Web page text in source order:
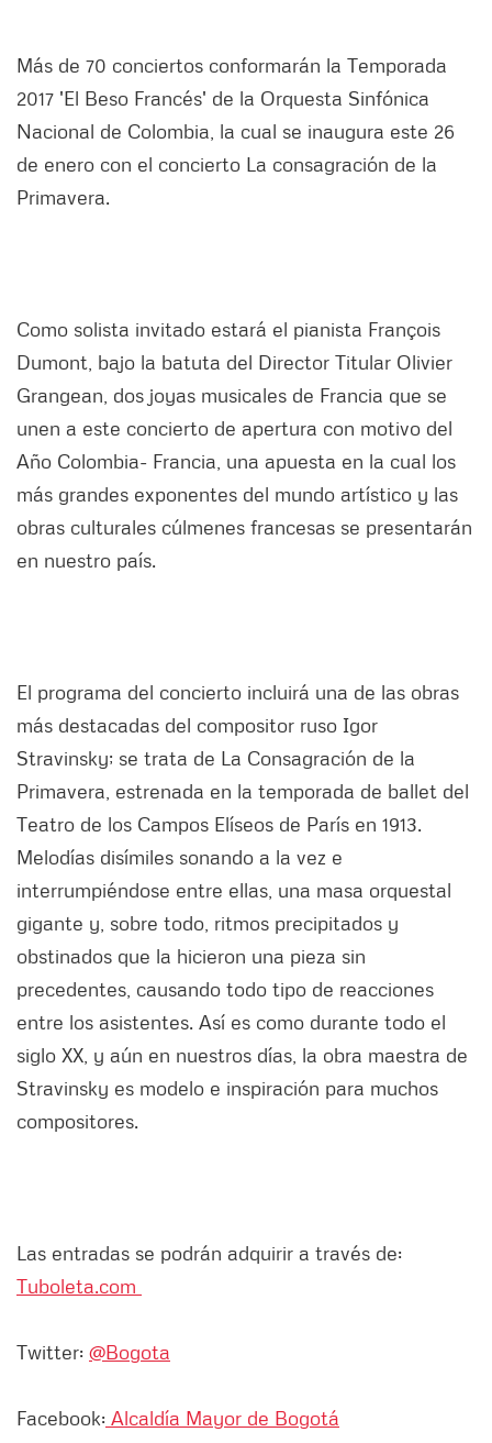
Más de 70 conciertos conformarán la Temporada
2017 'El Beso Francés' de la Orquesta Sinfónica
Nacional de Colombia, la cual se inaugura este 26
de enero con el concierto La consagración de la
Primavera.
Como solista invitado estará el pianista François
Dumont, bajo la batuta del Director Titular Olivier
Grangean, dos joyas musicales de Francia que se
unen a este concierto de apertura con motivo del
Año Colombia- Francia, una apuesta en la cual los
más grandes exponentes del mundo artístico y las
obras culturales cúlmenes francesas se presentarán
en nuestro país.
El programa del concierto incluirá una de las obras
más destacadas del compositor ruso Igor
Stravinsky; se trata de La Consagración de la
Primavera, estrenada en la temporada de ballet del
Teatro de los Campos Elíseos de París en 1913.
Melodías disímiles sonando a la vez e
interrumpiéndose entre ellas, una masa orquestal
gigante y, sobre todo, ritmos precipitados y
obstinados que la hicieron una pieza sin
precedentes, causando todo tipo de reacciones
entre los asistentes. Así es como durante todo el
siglo XX, y aún en nuestros días, la obra maestra de
Stravinsky es modelo e inspiración para muchos
compositores.
Las entradas se podrán adquirir a través de:
Tuboleta.com
Twitter: @Bogota
Facebook: Alcaldía Mayor de Bogotá